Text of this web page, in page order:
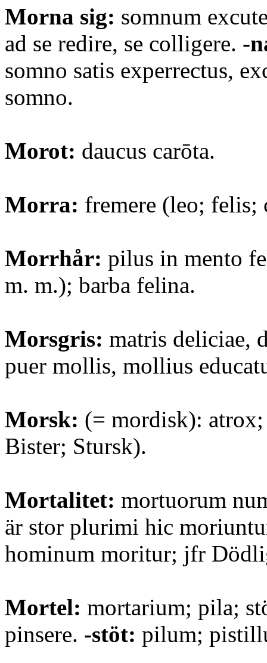
Morna sig: somnum
ad se redire, se colligere. -
somno satis experrectus,
somno.
Morot: daucus carōta.
Morra: fremere (leo; felis;
Morrhår: pilus in mento
m. m.); barba felina.
Morsgris: matris deliciae,
puer mollis, mollius
Morsk: (= mordisk):
Bister; Stursk).
Mortalitet: mortuorum
är stor plurimi hic
hominum moritur; jfr
Mortel: mortarium; pila;
pinsere. -stöt: pilum;